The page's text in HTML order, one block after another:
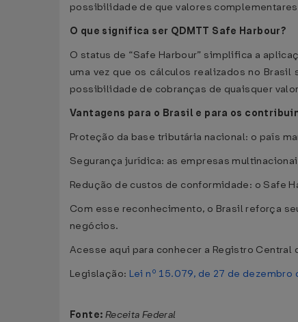
possibilidade de que valores
O que significa ser QDMTT Safe Harbour?
O status de “Safe Harbour” simplifica a
uma vez que os cálculos realizados no
possibilidade de cobranças de quaisquer
Vantagens para o Brasil e para os
Proteção da base tributária nacional: o país
Segurança jurídica: as empresas
Redução de custos de conformidade: o Safe
Com esse reconhecimento, o Brasil reforça
negócios.
Acesse aqui para conhecer a Registro
Legislação: Lei nº 15.079, de 27 de dezembro
Fonte: Receita Federal